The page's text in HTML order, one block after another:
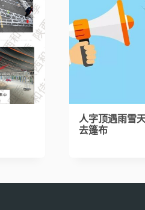
人字顶遇雨雪
去篷布